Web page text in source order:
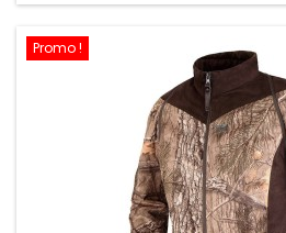
Promo !